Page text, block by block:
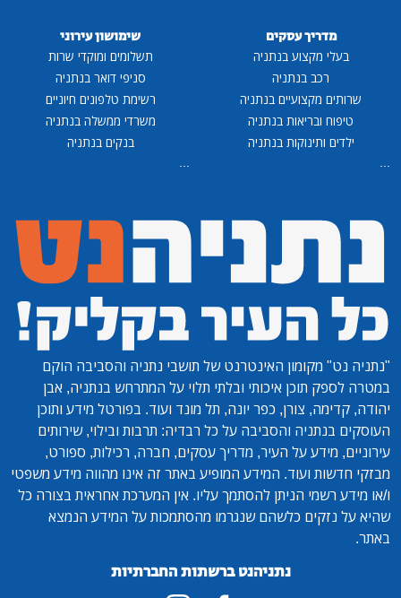
מדריך עסקים
בעלי מקצוע בנתניה
רכב בנתניה
שרותים מקצועיים בנתניה
טיפוח ובריאות בנתניה
ילדים ותינוקות בנתניה
...
שימושון עירוני
תשלומים ומוקדי שרות
סניפי דואר בנתניה
רשימת טלפונים חיוניים
משרדי ממשלה בנתניה
בנקים בנתניה
...
"נתניה נט" מקומון האינטרנט של תושבי נתניה והסביבה הוקם
במטרה לספק תוכן איכותי ובלתי תלוי על המתרחש בנתניה, אבן
יהודה, קדימה, צורן, כפר יונה, תל מונד ועוד. בפורטל מידע ותוכן
העוסקים בנתניה והסביבה על כל רבדיה: תרבות ובילוי, שירותים
עירוניים, מידע על העיר, מדריך עסקים, חברה, רכילות, ספורט,
מבזקי חדשות ועוד. המידע המופיע באתר זה אינו מהווה מידע משפטי
ו/או מידע רשמי הניתן להסתמך עליו. אין המערכת אחראית בצורה כל
שהיא על נזקים כלשהם שנגרמו מהסתמכות על המידע הנמצא
באתר.
נתניהנט ברשתות החברתיות